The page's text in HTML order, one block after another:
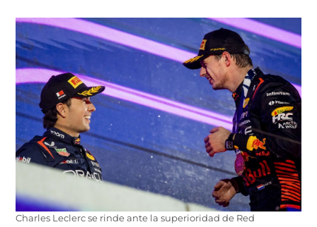
Charles Leclerc se rinde ante la superioridad de Red